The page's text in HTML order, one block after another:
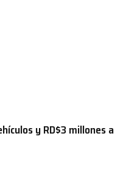
y RD$3 millones a